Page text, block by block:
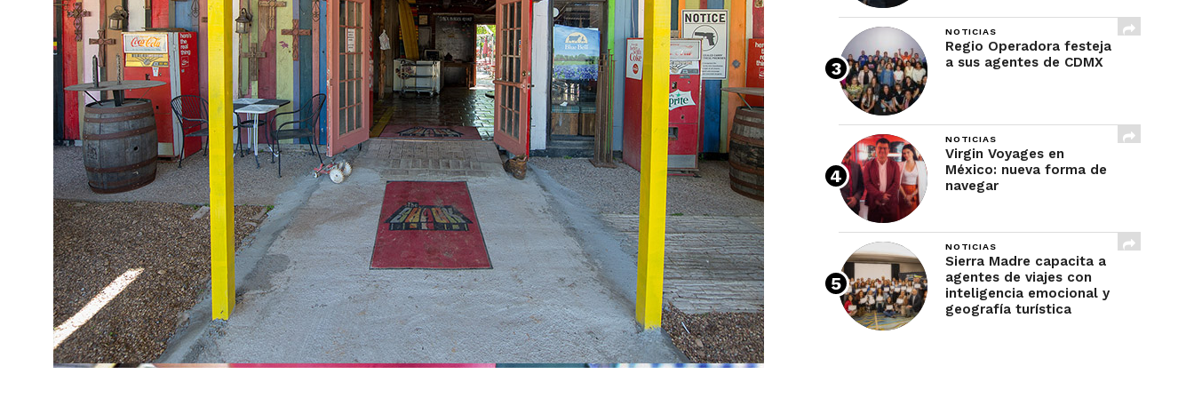
NOTICIAS
Regio Operadora festeja
a sus agentes de CDMX
NOTICIAS
Virgin Voyages en
México: nueva forma de
navegar
NOTICIAS
Sierra Madre capacita a
agentes de viajes con
inteligencia emocional y
geografía turística